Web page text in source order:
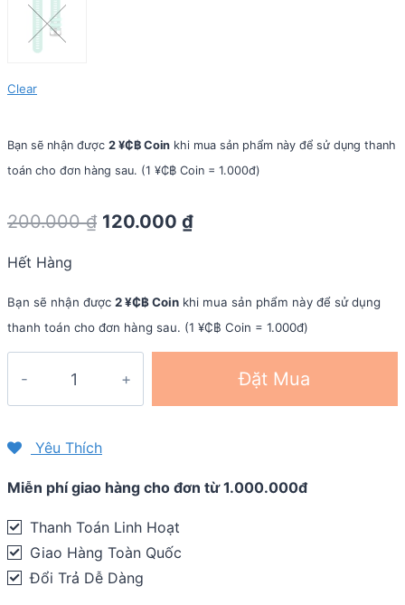
Clear
Bạn sẽ nhận được 2 ¥₵฿ Coin khi mua sản phẩm này để sử dụng thanh
toán cho đơn hàng sau. (1 ¥₵฿ Coin = 1.000đ)
200.000₫ Original
200.000 ₫.
120.000 ₫Current
120.000 ₫.
Hết Hàng
Bạn sẽ nhận được 2 ¥₵฿ Coin khi mua sản phẩm này để sử dụng
thanh toán cho đơn hàng sau. (1 ¥₵฿ Coin = 1.000đ)
hồ
Forerunner
245
/
245
Đặt Mua
Yêu Thích
Miễn phí giao hàng cho đơn từ 1.000.000đ
Thanh Toán Linh Hoạt
Giao Hàng Toàn Quốc
Đổi Trả Dễ Dàng